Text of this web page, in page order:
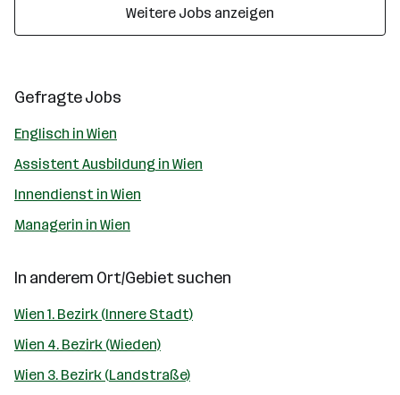
Weitere Jobs anzeigen
Gefragte Jobs
Englisch in Wien
Assistent Ausbildung in Wien
Innendienst in Wien
Managerin in Wien
In anderem Ort/Gebiet suchen
Wien 1. Bezirk (Innere Stadt)
Wien 4. Bezirk (Wieden)
Wien 3. Bezirk (Landstraße)